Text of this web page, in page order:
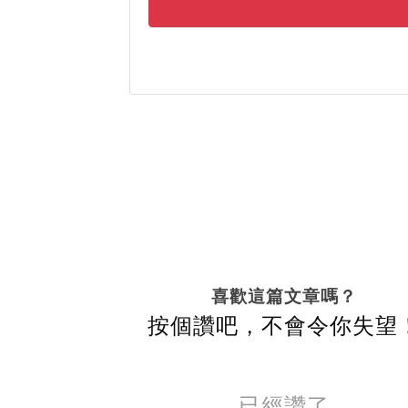
喜歡這篇文章嗎？
按個讚吧，不會令你失望